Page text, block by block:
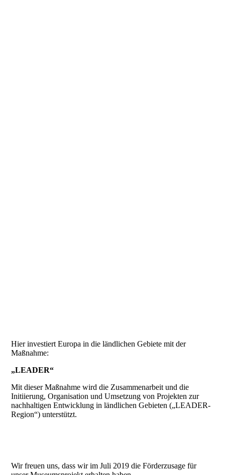
Hier investiert Europa in die ländlichen Gebiete mit der
Maßnahme:
„LEADER“
Mit dieser Maßnahme wird die Zusammenarbeit und die
Initiierung, Organisation und Umsetzung von Projekten zur
nachhaltigen Entwicklung in ländlichen Gebieten („LEADER-
Region“) unterstützt.
Wir freuen uns, dass wir im Juli 2019 die Förderzusage für